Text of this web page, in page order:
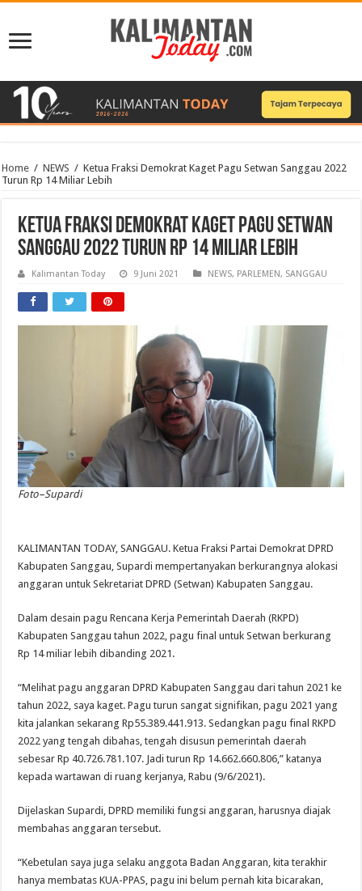
Home / NEWS / Ketua Fraksi Demokrat Kaget Pagu Setwan Sanggau 2022
Turun Rp 14 Miliar Lebih
Ketua Fraksi Demokrat Kaget Pagu Setwan
Sanggau 2022 Turun Rp 14 Miliar Lebih
Kalimantan Today 9 Juni 2021 NEWS, PARLEMEN, SANGGAU
Foto–Supardi
KALIMANTAN TODAY, SANGGAU. Ketua Fraksi Partai Demokrat DPRD
Kabupaten Sanggau, Supardi mempertanyakan berkurangnya alokasi
anggaran untuk Sekretariat DPRD (Setwan) Kabupaten Sanggau.
Dalam desain pagu Rencana Kerja Pemerintah Daerah (RKPD)
Kabupaten Sanggau tahun 2022, pagu final untuk Setwan berkurang
Rp 14 miliar lebih dibanding 2021.
“Melihat pagu anggaran DPRD Kabupaten Sanggau dari tahun 2021 ke
tahun 2022, saya kaget. Pagu turun sangat signifikan, pagu 2021 yang
kita jalankan sekarang Rp55.389.441.913. Sedangkan pagu final RKPD
2022 yang tengah dibahas, tengah disusun pemerintah daerah
sebesar Rp 40.726.781.107. Jadi turun Rp 14.662.660.806,” katanya
kepada wartawan di ruang kerjanya, Rabu (9/6/2021).
Dijelaskan Supardi, DPRD memiliki fungsi anggaran, harusnya diajak
membahas anggaran tersebut.
“Kebetulan saya juga selaku anggota Badan Anggaran, kita terakhir
hanya membatas KUA-PPAS, pagu ini belum pernah kita bicarakan,